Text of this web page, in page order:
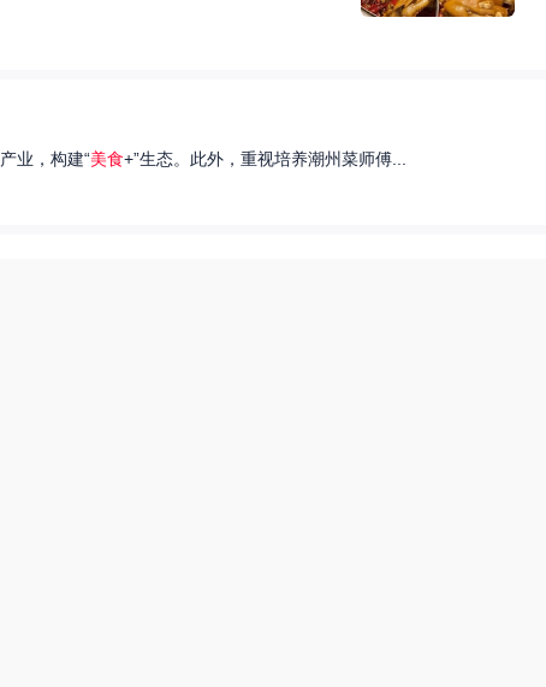
产业，构建“美食+”生态。此外，重视培养潮州菜师傅...